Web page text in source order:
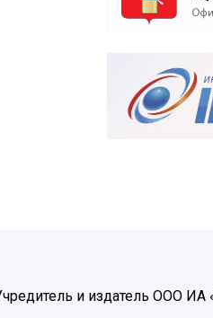
и издатель ООО ИА